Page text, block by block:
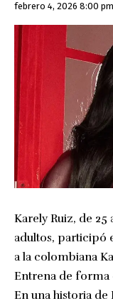
febrero 4, 2026 8:00 pm
Karely Ruiz, de
adultos, participó
a la colombiana
Entrena de forma
En una historia